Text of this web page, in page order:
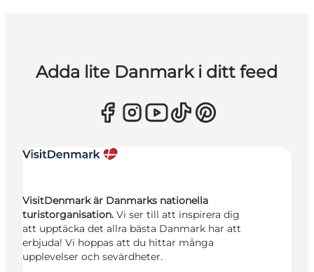
Adda lite Danmark i ditt feed
VisitDenmark är Danmarks nationella
turistorganisation. Vi ser till att inspirera dig
att upptäcka det allra bästa Danmark har att
erbjuda! Vi hoppas att du hittar många
upplevelser och sevärdheter.